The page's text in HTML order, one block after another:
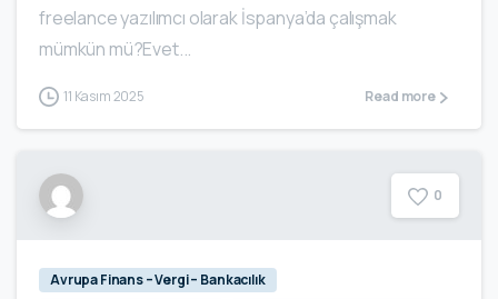
freelance yazılımcı olarak İspanya’da çalışmak
mümkün mü?Evet...
11 Kasım 2025 Read more
0
Avrupa Finans – Vergi – Bankacılık